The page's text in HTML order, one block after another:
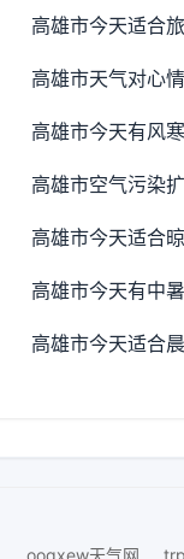
高雄市今天适合
高雄市天气对心
高雄市今天有风
高雄市空气污染
高雄市今天适合晾
高雄市今天有中
高雄市今天适合晨
ooqxew天气网